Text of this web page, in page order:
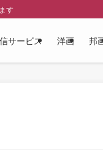
す
サービス 洋画 邦